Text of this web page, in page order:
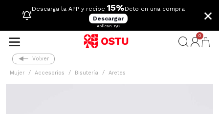
Descarga la APP y recibe 15%Dcto en una compra
Descargar
Aplican TyC
×
0
Volver
Mujer Accesorios Bisutería Aretes